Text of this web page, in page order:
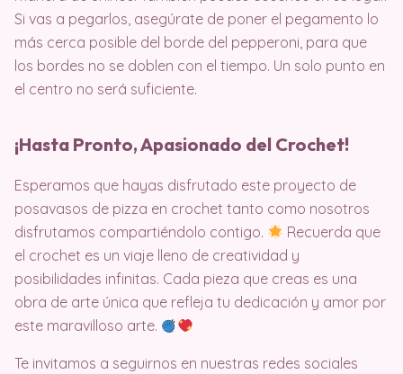
Si vas a pegarlos, asegúrate de poner el pegamento lo
más cerca posible del borde del pepperoni, para que
los bordes no se doblen con el tiempo. Un solo punto en
el centro no será suficiente.
¡Hasta Pronto, Apasionado del Crochet!
Esperamos que hayas disfrutado este proyecto de
posavasos de pizza en crochet tanto como nosotros
disfrutamos compartiéndolo contigo.
Recuerda que
el crochet es un viaje lleno de creatividad y
posibilidades infinitas. Cada pieza que creas es una
obra de arte única que refleja tu dedicación y amor por
este maravilloso arte.
Te invitamos a seguirnos en nuestras redes sociales